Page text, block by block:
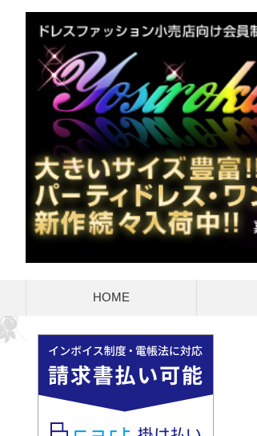
HOME